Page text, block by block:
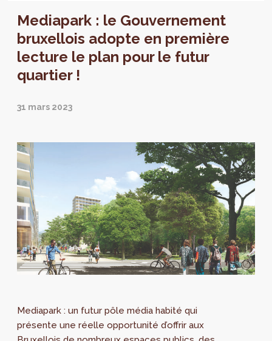
première, en cœur de ville !
Mediapark : le Gouvernement
bruxellois adopte en première
lecture le plan pour le futur
quartier !
31 mars 2023
Mediapark : un futur pôle média habité qui
présente une réelle opportunité d’offrir aux